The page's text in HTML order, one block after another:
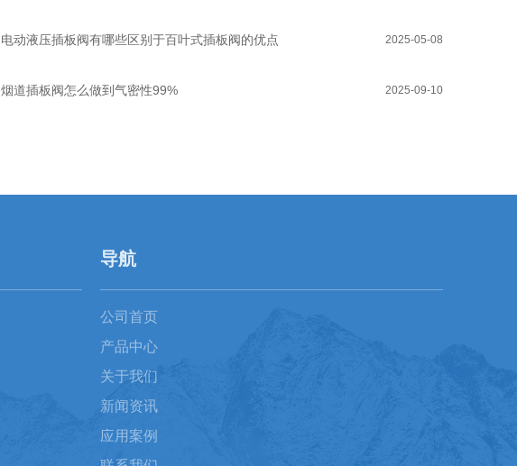
2025-05-08
电动液压插板阀有哪些区别于百叶式插板阀的优点
2025-09-10
烟道插板阀怎么做到气密性99%
导航
公司首页
产品中心
关于我们
新闻资讯
应用案例